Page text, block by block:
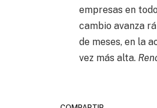
empresas en
cambio avanza
de meses, en la
vez más alta.